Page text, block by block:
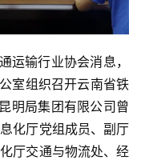
运输行业协会消息，
室组织召开云南省铁
明局集团有限公司曾
化厅党组成员、副厅
厅交通与物流处、经